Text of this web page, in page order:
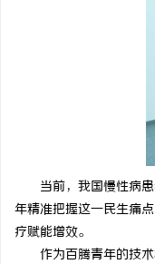
当前，我国慢性病患
年精准把握这一民生痛
疗赋能增效。
作为百腾青年的技术